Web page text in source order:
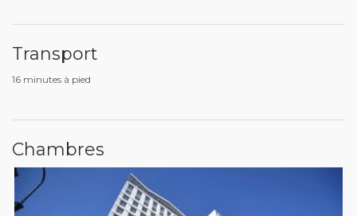
Transport
16 minutes à pied
Chambres